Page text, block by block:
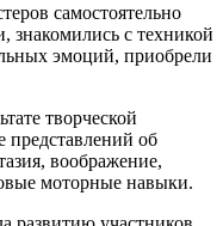
самостоятельно
знакомились с техникой
эмоций, приобрели
творческой
представлений об
воображение,
моторные навыки.